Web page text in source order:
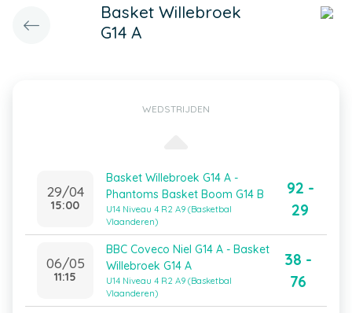
Basket Willebroek
G14 A
WEDSTRIJDEN
29/04
15:00
Basket Willebroek G14 A -
Phantoms Basket Boom G14 B
U14 Niveau 4 R2 A9 (Basketbal
Vlaanderen)
92 -
29
06/05
11:15
BBC Coveco Niel G14 A - Basket
Willebroek G14 A
U14 Niveau 4 R2 A9 (Basketbal
Vlaanderen)
38 -
76